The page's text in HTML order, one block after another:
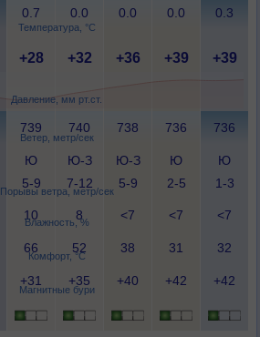
Температура, °C
Давление, мм рт.ст.
Ветер, метр/сек
Порывы ветра, метр/сек
Влажность, %
Комфорт, °C
Магнитные бури
0.7 0.0 0.0 0.0 0.3
+28 +32 +36 +39 +39
739 740 738 736 736
Ю
5-9
Ю-З
7-12
Ю-З
5-9
Ю
2-5
Ю
1-3
10 8 <7 <7 <7
66 52 38 31 32
+31 +35 +40 +42 +42